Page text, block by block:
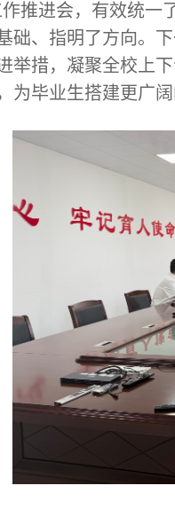
推进会，有效统
础、指明了方向。
举措，凝聚全校上
为毕业生搭建更广阔